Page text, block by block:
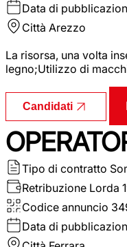
Data di
Città Arezzo
La risorsa, una volta
legno;Utilizzo di
Candidati
Tipo di contratto
Retribuzione Lorda
Codice annuncio
Data di